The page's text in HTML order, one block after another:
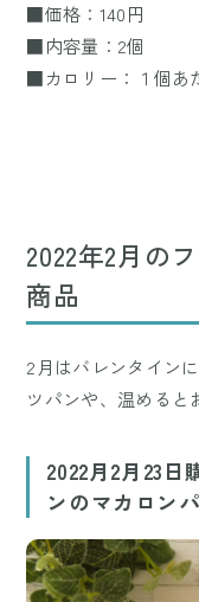
■価格：140円
■内容量：2個
■カロリー：１個あ
2022年2月の
商品
2月はバレンタイン
ツパンや、温めると
2022月2月23
ンのマカロン